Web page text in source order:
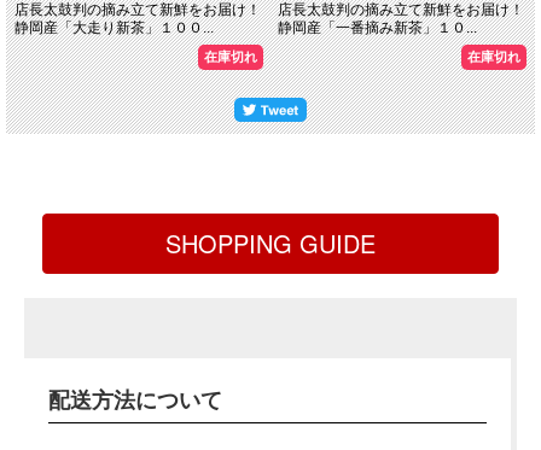
店長太鼓判の摘み立て新鮮をお届け！
静岡産「大走り新茶」１００...
在庫切れ
店長太鼓判の摘み立て新鮮をお届け！
静岡産「一番摘み新茶」１０...
在庫切れ